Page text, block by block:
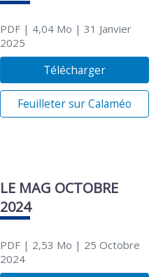
PDF| 4,04 Mo | 31 Janvier
2025
Télécharger
Feuilleter sur Calaméo
LE MAG OCTOBRE
2024
PDF| 2,53 Mo | 25 Octobre
2024